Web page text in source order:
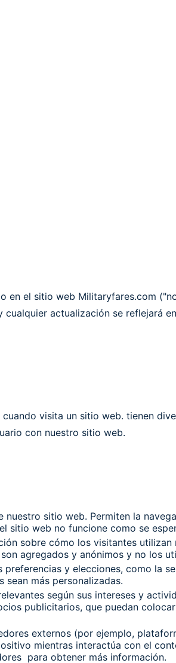
el sitio web Militaryfares.com
actualización se reflejará
visita un sitio web. tienen
con nuestro sitio web.
sitio web. Permiten la
sitio web no funcione como se
sobre cómo los visitantes
agregados y anónimos y no los
y elecciones, como la
sean más personalizadas.
según sus intereses y
publicitarios, que puedan
externos (por ejemplo,
mientras interactúa con el
para obtener más información.